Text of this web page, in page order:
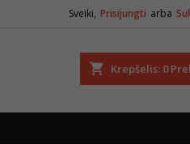
Sveiki, Prisijungti arba
Krepšelis 0